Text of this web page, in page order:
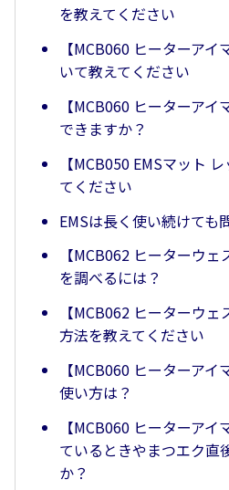
を教えてください
【MCB060 ヒーターア
いて教えてください
【MCB060 ヒーターア
できますか？
【MCB050 EMSマット
てください
EMSは長く使い続けても
【MCB062 ヒーターウ
を調べるには？
【MCB062 ヒーターウ
方法を教えてください
【MCB060 ヒーターア
使い方は？
【MCB060 ヒーターア
ているときやまつエク直
か？